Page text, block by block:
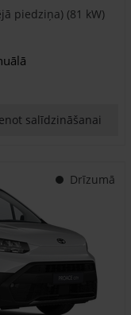
piedziņa) (81 kW)
salīdzināšanai
Drīzumā